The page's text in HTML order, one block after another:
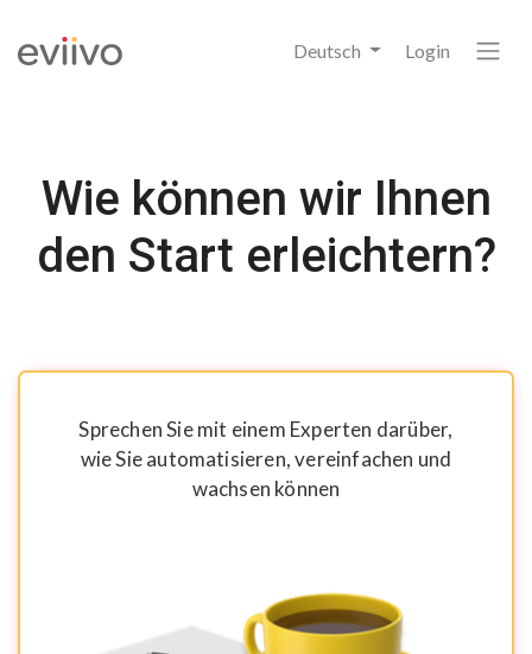
Deutsch Login
Wie können wir Ihnen
den Start erleichtern?
Sprechen Sie mit einem Experten darüber,
wie Sie automatisieren, vereinfachen und
wachsen können